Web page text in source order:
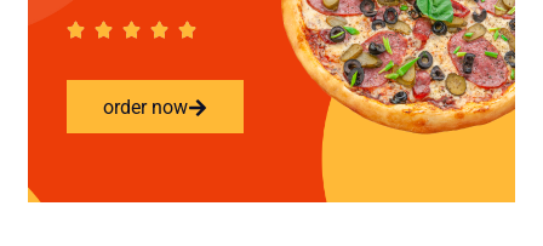
order now